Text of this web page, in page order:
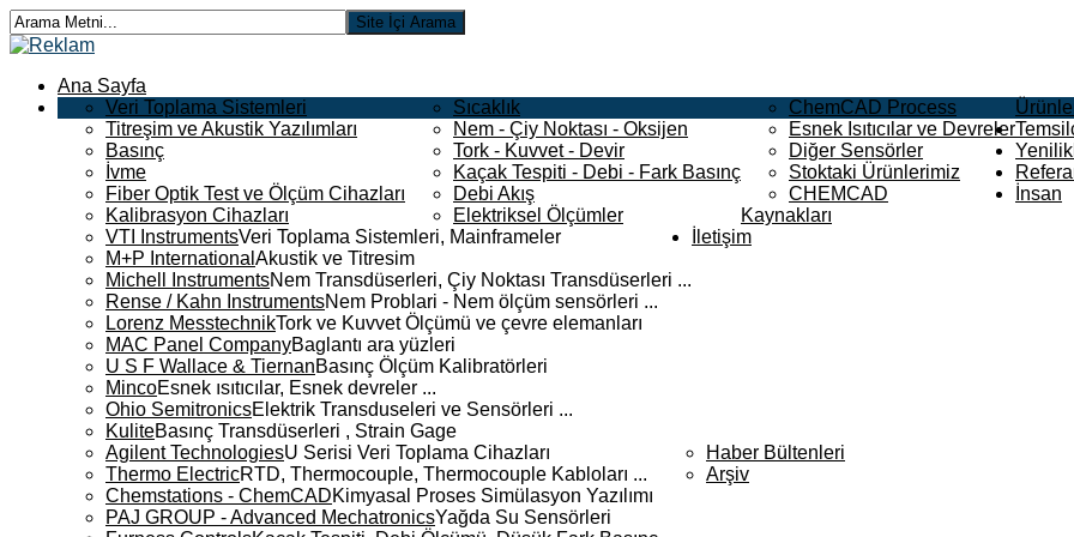
Ana Sayfa
Veri Toplama Sistemleri
Titreşim ve Akustik Yazılımları
Basınç
İvme
Fiber Optik Test ve Ölçüm Cihazları
Kalibrasyon Cihazları
Sıcaklık
Nem - Çiy Noktası - Oksijen
Tork - Kuvvet - Devir
Kaçak Tespiti - Debi - Fark Basınç
Debi Akış
Elektriksel Ölçümler
ChemCAD Process
Esnek Isıtıcılar ve Devreler
Diğer Sensörler
Stoktaki Ürünlerimiz
CHEMCAD
VTI InstrumentsVeri Toplama Sistemleri, Mainframeler
M+P International Akustik ve Titresim
Michell InstrumentsNem Transdüserleri, Çiy Noktası Transdüserleri ...
Rense / Kahn InstrumentsNem Problari - Nem ölçüm sensörleri ...
Lorenz MesstechnikTork ve Kuvvet Ölçümü ve çevre elemanları
MAC Panel CompanyBaglantı ara yüzleri
U S F Wallace & TiernanBasınç Ölçüm Kalibratörleri
MincoEsnek ısıtıcılar, Esnek devreler ...
Ohio SemitronicsElektrik Transduseleri ve Sensörleri ...
KuliteBasınç Transdüserleri , Strain Gage
Agilent TechnologiesU Serisi Veri Toplama Cihazları
Thermo ElectricRTD, Thermocouple, Thermocouple Kabloları ...
Chemstations - ChemCADKimyasal Proses Simülasyon Yazılımı
PAJ GROUP - Advanced MechatronicsYağda Su Sensörleri
Haber Bültenleri
Arşiv
İnsan
Kaynakları
İletişim